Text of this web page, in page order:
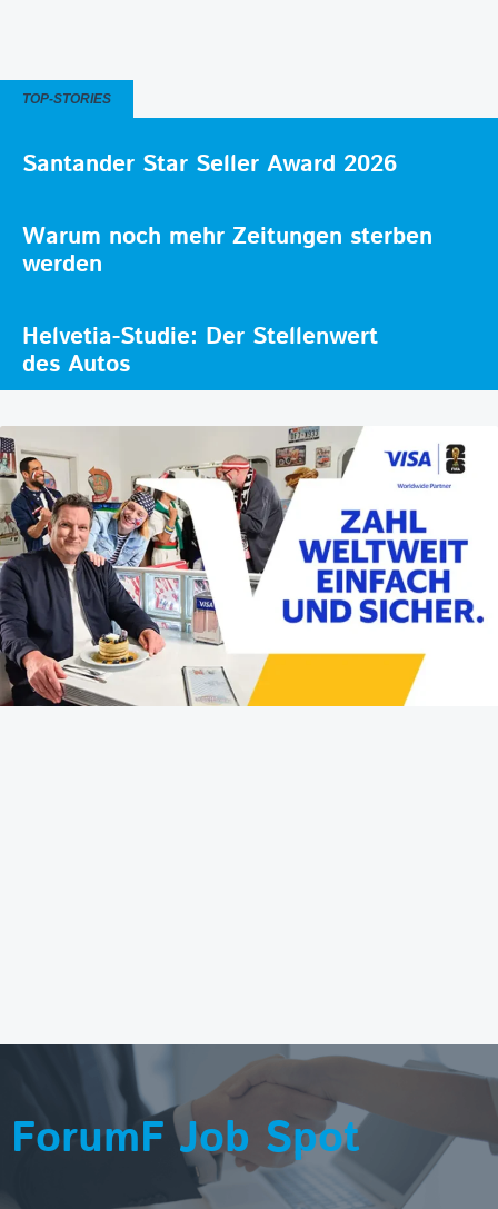
TOP-STORIES
Santander Star Seller Award 2026
Warum noch mehr Zeitungen sterben
werden
Helvetia-Studie: Der Stellenwert
des Autos
ForumF Job Spot